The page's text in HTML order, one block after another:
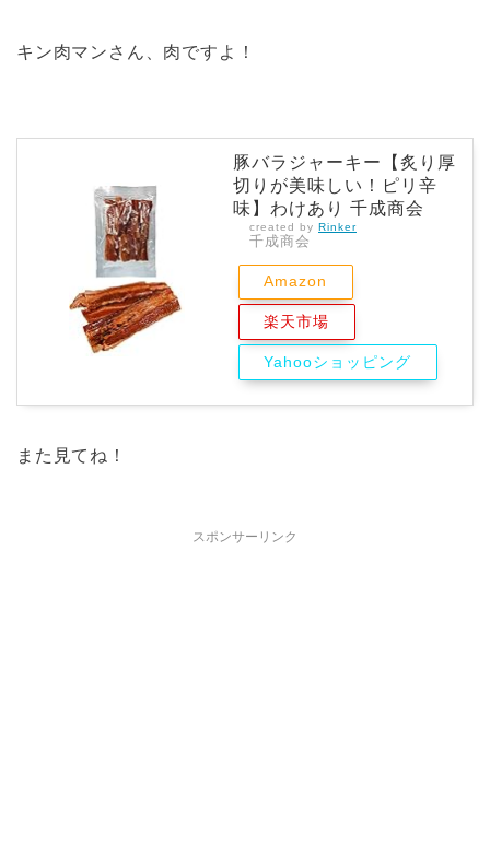
キン肉マンさん、肉ですよ！
豚バラジャーキー【炙り厚
切りが美味しい！ピリ辛
味】わけあり 千成商会
created by Rinker
千成商会
Amazon
楽天市場
Yahooショッピング
また見てね！
スポンサーリンク